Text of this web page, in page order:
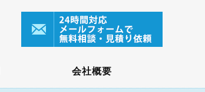
会社概要